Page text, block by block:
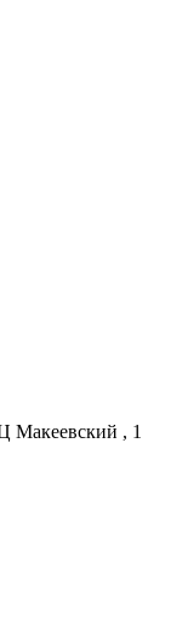
Макеевский , 1